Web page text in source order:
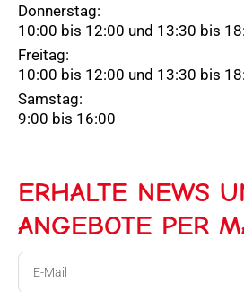
Donnerstag:
10:00 bis 12:00 und 13:30 bis
Freitag:
10:00 bis 12:00 und 13:30 bis
Samstag:
9:00 bis 16:00
ERHALTE NEWS
ANGEBOTE PER